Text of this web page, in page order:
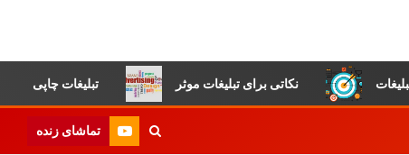
تبلیغات چاپی نکاتی برای تبلیغات موثر
تماشای زنده